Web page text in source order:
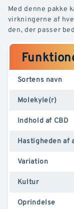
Med denne pakke
virkningerne af
den, der passer
Sortens navn
Molekyle(r)
Indhold af CBD
Hastigheden af
Variation
Kultur
Oprindelse